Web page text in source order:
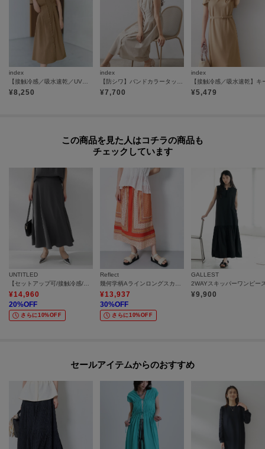
index
【接触冷感／吸水速乾／UVケア】リネンライクサイドベルトシャツワンピース《透け防止／洗濯機OK》
¥8,250
index
【防シワ】バンドカラータックシャツワンピース《洗濯機OK／イージーアイロン》
¥7,700
index
¥5,479
この商品を見た人はコチラの商品も
チェックしています
UNTITLED
¥14,960
20%OFF
さらに10%OFF
Reflect
¥13,937
30%OFF
さらに10%OFF
GALLEST
¥9,900
セールアイテムからのおすすめ